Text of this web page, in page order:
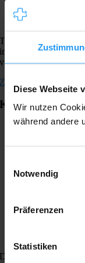
Diese Webseite
Wir nutzen
während andere
Notwendig
Präferenzen
Statistiken
Tessa Knodel spricht
intern und mit Kunden
vieles ganz einfach
Zum Magazinbeitrag
Klinikum
Die Reduktion von